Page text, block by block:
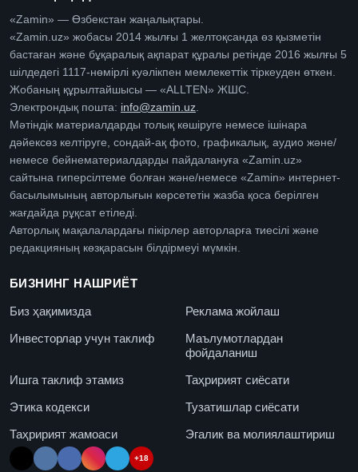
«Zamin» — Өзбекстан жаңалықтары.
«Zamin.uz» жобасы 2014 жылғы 1 желтоқсанда өз қызметін
бастаған және бұқаралық ақпарат құралы ретінде 2016 жылғы 5
шілдедегі 1117-нөмірлі куәлікпен мемлекеттік тіркеуден өткен.
Жобаның құрылтайшысы — «ALLTEN» ЖШС.
Электрондық пошта: info@zamin.uz
Мәтіндік материалдарды толық көшіруге немесе ішінара
дәйексөз келтіруге, сондай-ақ фото, графикалық, аудио және/
немесе бейнематериалдарды пайдалануға «Zamin.uz»
сайтына гиперсілтеме болған және/немесе «Zamin» интернет-
басылымының авторлығын көрсететін жазба қоса берілген
жағдайда рұқсат етіледі.
Авторлық мақалалардағы пікірлер авторларға тиесілі және
редакцияның көзқарасын білдірмеуі мүмкін.
БИЗНИНГ НАШРИЁТ
Биз ҳақимизда
Реклама жойлаш
Инвесторлар учун таклиф
Маълумотлардан
фойдаланиш
Ишга таклиф этамиз
Таҳририят сиёсати
Этика кодекси
Тузатишлар сиёсати
Таҳририят жамоаси
Эгалик ва молиялаштириш
+18